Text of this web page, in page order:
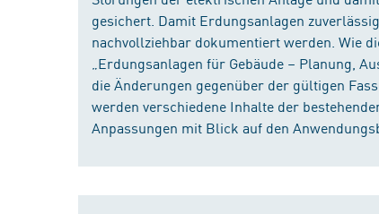
gesichert. Damit Erdungsanlagen
nachvollziehbar dokumentiert werden. Wie
„Erdungsanlagen für Gebäude – Planung,
die Änderungen gegenüber der gültigen
werden verschiedene Inhalte der
Anpassungen mit Blick auf den